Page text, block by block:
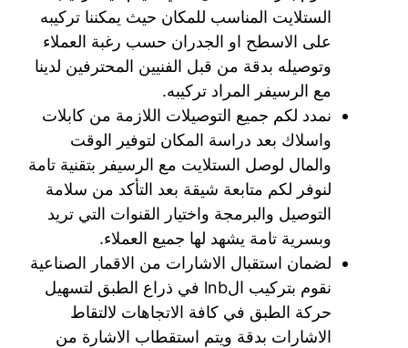
الستلايت المناسب للمكان حيث يمكننا تركيبه
على الاسطح او الجدران حسب رغبة العملاء
وتوصيله بدقة من قبل الفنيين المحترفين لدينا
مع الرسيفر المراد تركيبه.
نمدد لكم جميع التوصيلات اللازمة من كابلات
واسلاك بعد دراسة المكان لتوفير الوقت
والمال لوصل الستلايت مع الرسيفر بتقنية تامة
لنوفر لكم متابعة شيقة بعد التأكد من سلامة
التوصيل والبرمجة واختيار القنوات التي تريد
وبسرية تامة يشهد لها جميع العملاء.
لضمان استقبال الاشارات من الاقمار الصناعية
نقوم بتركيب الlnb في ذراع الطبق لتسهيل
حركة الطبق في كافة الاتجاهات لالتقاط
الاشارات بدقة ويتم استقطاب الاشارة من